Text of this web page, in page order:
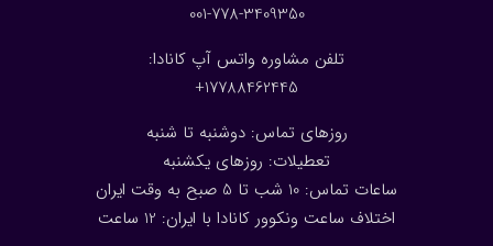
001-778-3409350
تلفن مشاوره واتس آپ کانادا:
17788462445+
روزهای تماس: دوشنبه تا شنبه
تعطیلات: روزهای یکشنبه
ساعات تماس: 10 شب تا 5 صبح به وقت ایران
اختلاف ساعت ونکوور کانادا با ایران: 1 2 ساعت